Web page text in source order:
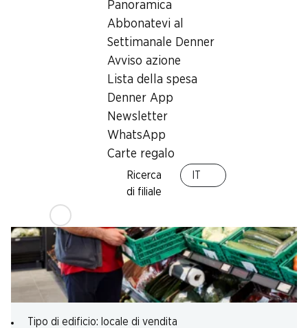
Panoramica
Abbonatevi al
Settimanale Denner
Avviso azione
Lista della spesa
Denner App
Newsletter
WhatsApp
Carte regalo
Ricerca
di filiale
del punto di vendita. Che cosa trovano i clienti in ogni nostro
negozio: aree di vendita luminose e invitanti che stuzzicano il
loro appetito per gli acquisti.
Tipo di edificio: locale di vendita